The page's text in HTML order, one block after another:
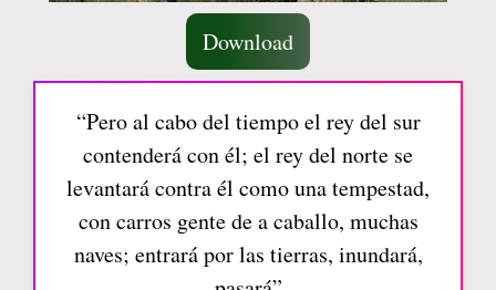
Download
“Pero al cabo del tiempo el rey del sur
contenderá con él; el rey del norte se
levantará contra él como una tempestad,
con carros gente de a caballo, muchas
naves; entrará por las tierras, inundará,